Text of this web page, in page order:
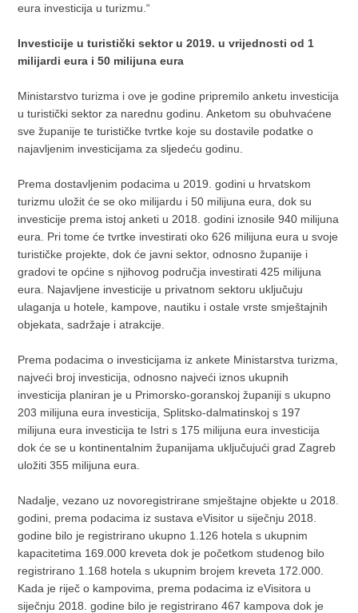
eura investicija u turizmu.“
Investicije u turistički sektor u 2019. u vrijednosti od 1
milijardi eura i 50 milijuna eura
Ministarstvo turizma i ove je godine pripremilo anketu investicija
u turistički sektor za narednu godinu. Anketom su obuhvaćene
sve županije te turističke tvrtke koje su dostavile podatke o
najavljenim investicijama za sljedeću godinu.
Prema dostavljenim podacima u 2019. godini u hrvatskom
turizmu uložit će se oko milijardu i 50 milijuna eura, dok su
investicije prema istoj anketi u 2018. godini iznosile 940 milijuna
eura. Pri tome će tvrtke investirati oko 626 milijuna eura u svoje
turističke projekte, dok će javni sektor, odnosno županije i
gradovi te općine s njihovog područja investirati 425 milijuna
eura. Najavljene investicije u privatnom sektoru uključuju
ulaganja u hotele, kampove, nautiku i ostale vrste smještajnih
objekata, sadržaje i atrakcije.
Prema podacima o investicijama iz ankete Ministarstva turizma,
najveći broj investicija, odnosno najveći iznos ukupnih
investicija planiran je u Primorsko-goranskoj županiji s ukupno
203 milijuna eura investicija, Splitsko-dalmatinskoj s 197
milijuna eura investicija te Istri s 175 milijuna eura investicija
dok će se u kontinentalnim županijama uključujući grad Zagreb
uložiti 355 milijuna eura.
Nadalje, vezano uz novoregistrirane smještajne objekte u 2018.
godini, prema podacima iz sustava eVisitor u siječnju 2018.
godine bilo je registrirano ukupno 1.126 hotela s ukupnim
kapacitetima 169.000 kreveta dok je početkom studenog bilo
registrirano 1.168 hotela s ukupnim brojem kreveta 172.000.
Kada je riječ o kampovima, prema podacima iz eVisitora u
siječnju 2018. godine bilo je registrirano 467 kampova dok je